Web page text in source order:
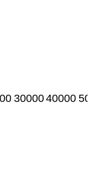
3000040000